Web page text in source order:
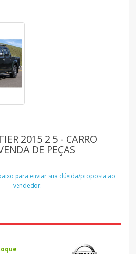
2015 2.5 - CARRO
DE PEÇAS
para enviar sua dúvida/proposta ao
vendedor: